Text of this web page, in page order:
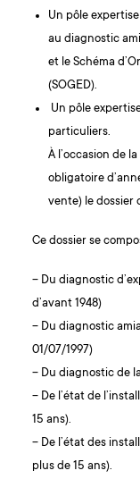
Un pôle
au diagnostic
et le Schéma
(SOGED).
Un pôle
particuliers.
À l’occasion de
obligatoire
vente) le dossier
Ce dossier se
– Du diagnostic
d’avant 1948)
– Du diagnostic
01/07/1997)
– Du diagnostic de
– De l’état de
15 ans).
– De l’état des
plus de 15 ans).